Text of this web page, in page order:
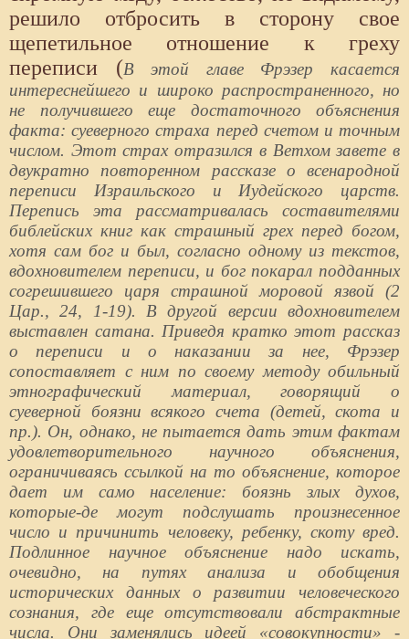
решило отбросить в сторону свое
щепетильное отношение к греху
переписи (В этой главе Фрэзер касается
интереснейшего и широко распространенного, но
не получившего еще достаточного объяснения
факта: суеверного страха перед счетом и точным
числом. Этот страх отразился в Ветхом завете в
двукратно повторенном рассказе о всенародной
переписи Израильского и Иудейского царств.
Перепись эта рассматривалась составителями
библейских книг как страшный грех перед богом,
хотя сам бог и был, согласно одному из текстов,
вдохновителем переписи, и бог покарал подданных
согрешившего царя страшной моровой язвой (2
Цар., 24, 1-19). В другой версии вдохновителем
выставлен сатана. Приведя кратко этот рассказ
о переписи и о наказании за нее, Фрэзер
сопоставляет с ним по своему методу обильный
этнографический материал, говорящий о
суеверной боязни всякого счета (детей, скота и
пр.). Он, однако, не пытается дать этим фактам
удовлетворительного научного объяснения,
ограничиваясь ссылкой на то объяснение, которое
дает им само население: боязнь злых духов,
которые-де могут подслушать произнесенное
число и причинить человеку, ребенку, скоту вред.
Подлинное научное объяснение надо искать,
очевидно, на путях анализа и обобщения
исторических данных о развитии человеческого
сознания, где еще отсутствовали абстрактные
числа. Они заменялись идеей «совокупности» -